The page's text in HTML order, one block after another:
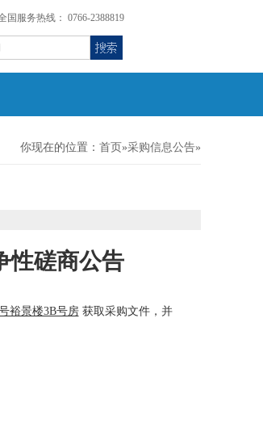
国服务热线： 0766-2388819
你现在的位置： 首页 »采购信息公告»
性磋商公告
裕景楼3B号房获取采购文件，并